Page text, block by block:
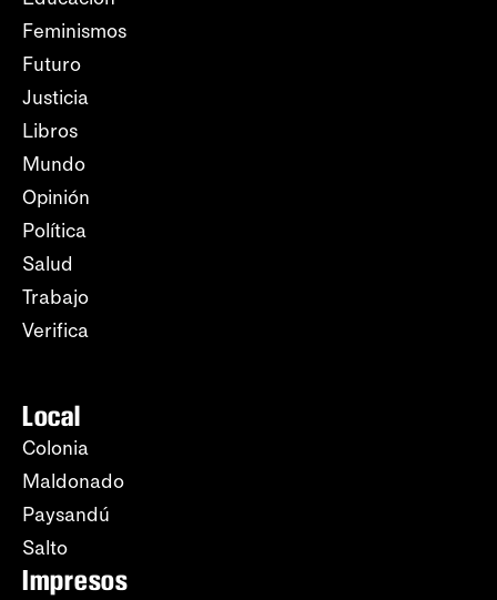
Feminismos
Futuro
Justicia
Libros
Mundo
Opinión
Política
Salud
Trabajo
Verifica
Local
Colonia
Maldonado
Paysandú
Salto
Impresos